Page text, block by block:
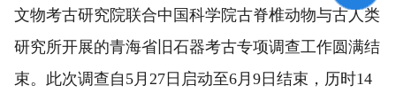
文物考古研究院联合中国科学院古脊椎动物与古人类
研究所开展的青海省旧石器考古专项调查工作圆满结
束。此次调查自5月27日启动至6月9日结束，历时14